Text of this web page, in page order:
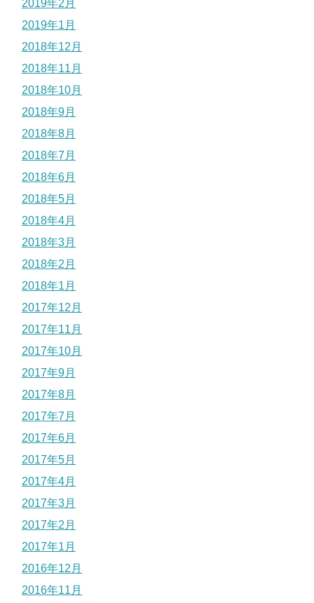
2019年2月
2019年1月
2018年12月
2018年11月
2018年10月
2018年9月
2018年8月
2018年7月
2018年6月
2018年5月
2018年4月
2018年3月
2018年2月
2018年1月
2017年12月
2017年11月
2017年10月
2017年9月
2017年8月
2017年7月
2017年6月
2017年5月
2017年4月
2017年3月
2017年2月
2017年1月
2016年12月
2016年11月